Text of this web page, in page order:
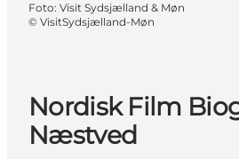
Foto: Visit Sydsjælland & Møn
© VisitSydsjælland-Møn
Nordisk Film
Næstved